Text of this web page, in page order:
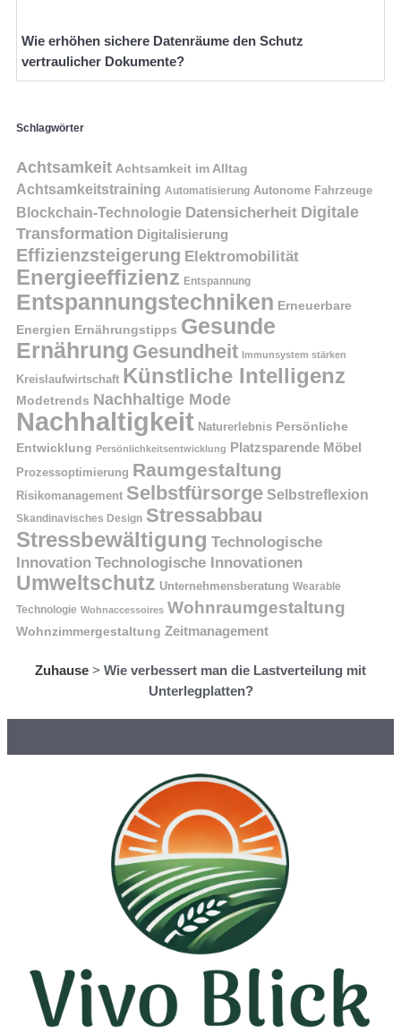
Wie erhöhen sichere Datenräume den Schutz
vertraulicher Dokumente?
Schlagwörter
Achtsamkeit Achtsamkeit im Alltag
Achtsamkeitstraining Automatisierung Autonome Fahrzeuge
Blockchain-Technologie Datensicherheit Digitale
Transformation Digitalisierung
Effizienzsteigerung Elektromobilität
Energieeffizienz Entspannung
Entspannungstechniken Erneuerbare
Energien Ernährungstipps Gesunde
Ernährung Gesundheit Immunsystem stärken
Kreislaufwirtschaft Künstliche Intelligenz
Modetrends Nachhaltige Mode
Nachhaltigkeit Naturerlebnis Persönliche
Entwicklung Persönlichkeitsentwicklung Platzsparende Möbel
Prozessoptimierung Raumgestaltung
Risikomanagement Selbstfürsorge Selbstreflexion
Skandinavisches Design Stressabbau
Stressbewältigung Technologische
Innovation Technologische Innovationen
Umweltschutz Unternehmensberatung Wearable
Technologie Wohnaccessoires Wohnraumgestaltung
Wohnzimmergestaltung Zeitmanagement
Zuhause > Wie verbessert man die Lastverteilung mit
Unterlegplatten?